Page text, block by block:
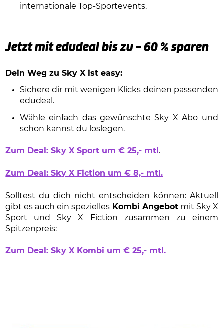
internationale Top-Sportevents.
Jetzt mit edudeal bis zu – 60 % sparen
Dein Weg zu Sky X ist easy:
Sichere dir mit wenigen Klicks deinen passenden
edudeal.
Wähle einfach das gewünschte Sky X Abo und
schon kannst du loslegen.
Zum Deal: Sky X Sport um € 25,- mtl .
Zum Deal: Sky X Fiction um € 8,- mtl.
Solltest du dich nicht entscheiden können: Aktuell
gibt es auch ein spezielles Kombi Angebotmit Sky X
Sport und Sky X Fiction zusammen zu einem
Spitzenpreis:
Zum Deal: Sky X Kombi um € 25,- mtl.